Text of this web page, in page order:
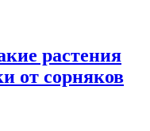
растения
от сорняков